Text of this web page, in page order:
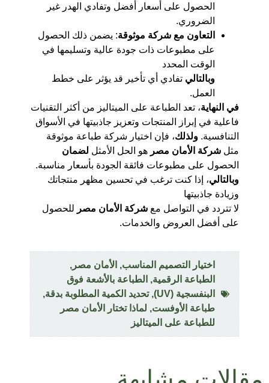
الحصول على أسعار أفضل وتفادي الهدر غير
الضروري.
التعاون مع شركة موثوقة: يضمن ذلك الحصول
على مطبوعات ذات جودة عالية وتسليمها في
الوقت المحدد
وبالتالي تفادي أي تأخير قد يؤثر على خطط
العمل.
في النهاية، تعد الطباعة على الميتاليز من أكثر التقنيات
فاعلية في إبراز المنتجات وتعزيز جاذبيتها في الأسواق
التنافسية. ولذلك، فإن اختيار شركة طباعة موثوقة
مثل شركة الأمان مصر هو الحل الأمثل لضمان
الحصول على مطبوعات فائقة الجودة بأسعار مناسبة.
وبالتالي، إذا كنت ترغب في تحسين مظهر منتجاتك
وزيادة جاذبيتها
لا تتردد في التواصل مع شركة الأمان مصر للحصول
على أفضل العروض والخدمات.
اختيار التصميم المناسب, الأمان مصر ,
الطباعة الرقمية, الطباعة بالأشعة فوق
البنفسجية (UV)
,تحديد الكمية المطلوبة بدقة,
طباعة الأوفست, لماذا تختار الأمان مصر
للطباعة على الميتاليز